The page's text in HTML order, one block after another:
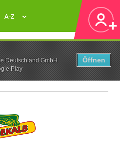
Deutschland GmbH
Play
Öffnen
A-Z